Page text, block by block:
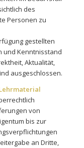
des
Personen zu
gestellten
und Kenntnisstand
Aktualität,
ausgeschlossen.
von
bis zur
an Dritte,